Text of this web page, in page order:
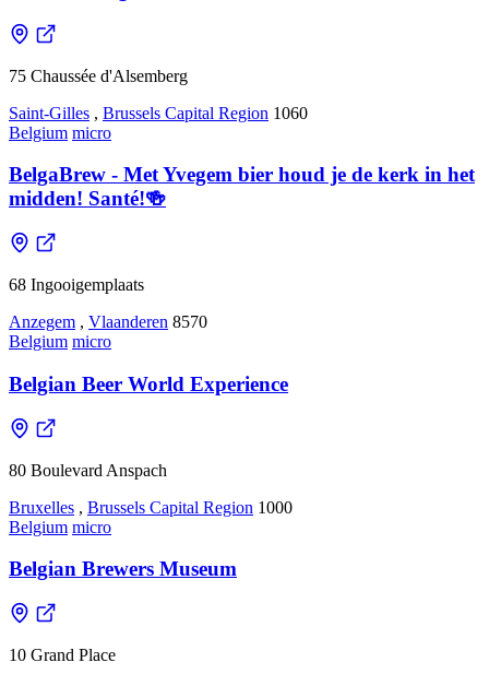
75 Chaussée d'Alsemberg
Saint-Gilles , Brussels Capital Region 1060
Belgium micro
BelgaBrew - Met Yvegem bier houd je de kerk in het
midden! Santé!🍻
68 Ingooigemplaats
Anzegem , Vlaanderen 8570
Belgium micro
Belgian Beer World Experience
80 Boulevard Anspach
Bruxelles , Brussels Capital Region 1000
Belgium micro
Belgian Brewers Museum
10 Grand Place